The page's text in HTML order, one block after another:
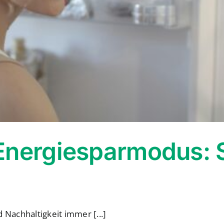
Nachhaltigkeit immer [...]